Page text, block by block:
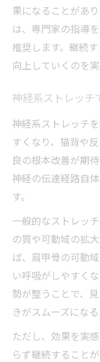
果になることがあ
は、専門家の指導
推奨します。継続
向上していくのを
神経系ストレッチ
神経系ストレッチ
すくなり、猫背や
良の根本改善が期
神経の伝達経路自
す。
一般的なストレッ
の質や可動域の拡
ば、肩甲骨の可動
い呼吸がしやすく
勢が整うことで、
きがスムーズにな
ただし、効果を実
らず継続すること